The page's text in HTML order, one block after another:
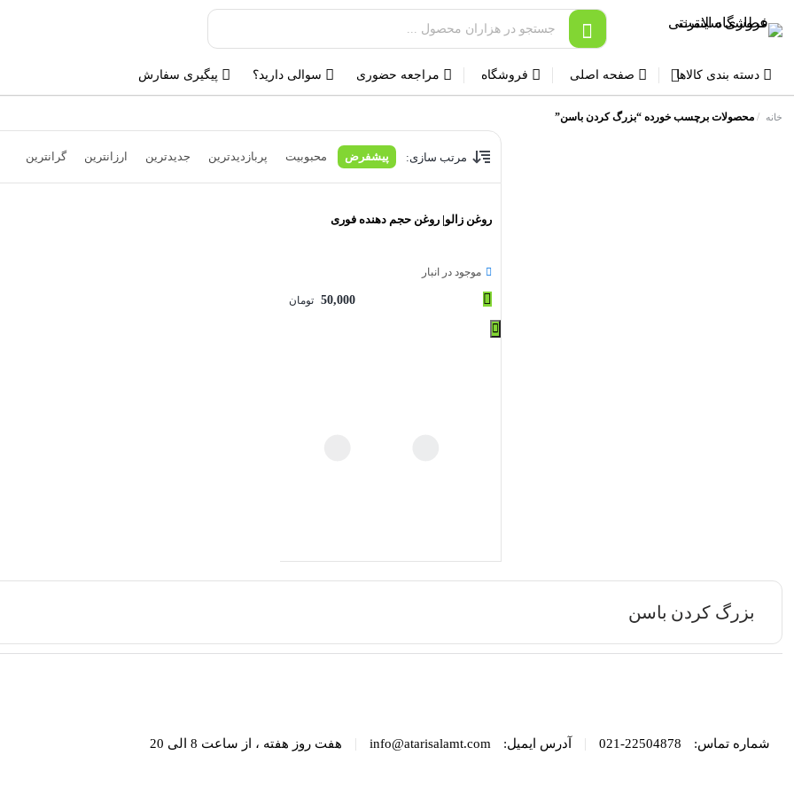
دسته بندی کالاها صفحه اصلی فروشگاه مراجعه حضوری سوالی دارید؟ پیگیری سفارش
خانه /محصولات برچسب خورده “بزرگ کردن باسن”
مرتب سازی: پیشفرض محبوبیت پربازدیدترین جدیدترین ارزانترین گرانترین
روغن زالو| روغن حجم دهنده فوری
موجود در انبار
50,000 تومان
بزرگ کردن باسن
شماره تماس: 22504878-021
| آدرس ایمیل: info@atarisalamt.com
| هفت روز هفته ، از ساعت 8 الی 20